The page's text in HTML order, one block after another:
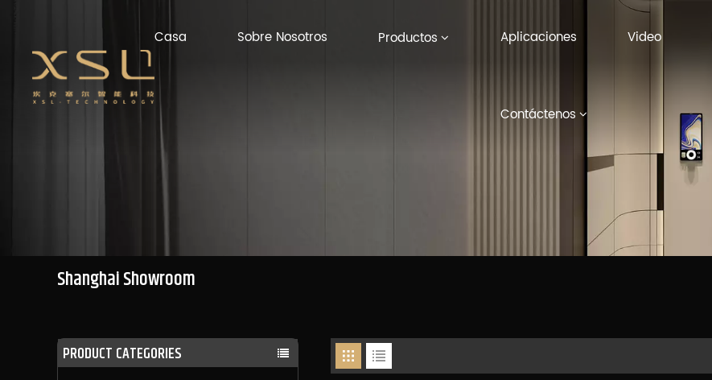
Casa Sobre Nosotros Productos Aplicaciones Video
Contáctenos
Shanghai Showroom
PRODUCT CATEGORIES